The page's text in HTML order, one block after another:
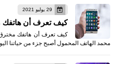
29 يوليو 2021
كيف تعرف أن هاتفك
كيف تعرف أن هاتفك
محمد الهاتف المحمول أصبح جزء من حياتنا